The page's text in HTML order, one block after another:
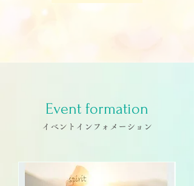
Event formation
イベントインフォメーション